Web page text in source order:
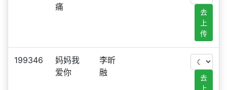
痛
去
上
传
199346
妈妈我
爱你
李昕
融
去
上